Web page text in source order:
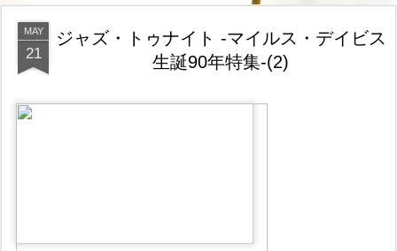
MAY
21
ジャズ・トゥナイト -マイルス・デイビス
生誕90年特集-(2)